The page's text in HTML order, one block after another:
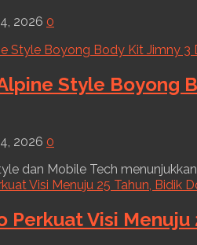
2026 0
Style Boyong
2026 0
dan Mobile Tech
Perkuat Visi